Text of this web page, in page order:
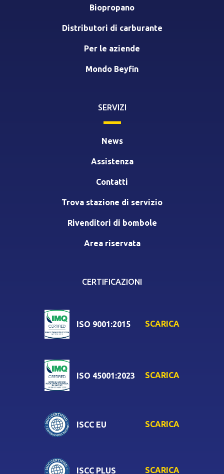
Biopropano
Distributori di carburante
Per le aziende
Mondo Beyfin
SERVIZI
News
Assistenza
Contatti
Trova stazione di servizio
Rivenditori di bombole
Area riservata
CERTIFICAZIONI
ISO 9001:2015 SCARICA
ISO 45001:2023 SCARICA
ISCC EU SCARICA
ISCC PLUS SCARICA